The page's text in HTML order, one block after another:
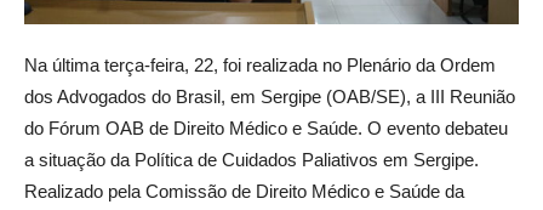
Na última terça-feira, 22, foi realizada no Plenário da Ordem
dos Advogados do Brasil, em Sergipe (OAB/SE), a III Reunião
do Fórum OAB de Direito Médico e Saúde. O evento debateu
a situação da Política de Cuidados Paliativos em Sergipe.
Realizado pela Comissão de Direito Médico e Saúde da